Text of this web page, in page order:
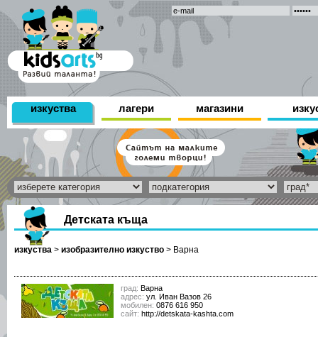
изкуства лагери магазини
Детската къща
изкуства > изобразително изкуство > Варна
град: Варна
адрес: ул. Иван Вазов 26
мобилен: 0876 616 950
сайт: http://detskata-kashta.com